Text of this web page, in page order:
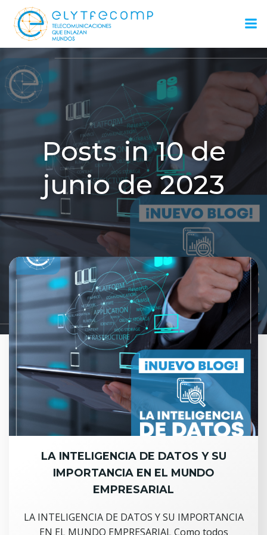
al
Posts in 10 de
junio de 2023
LA INTELIGENCIA DE DATOS Y SU
IMPORTANCIA EN EL MUNDO
EMPRESARIAL
LA INTELIGENCIA DE DATOS Y SU IMPORTANCIA
EN EL MUNDO EMPRESARIAL Como todos